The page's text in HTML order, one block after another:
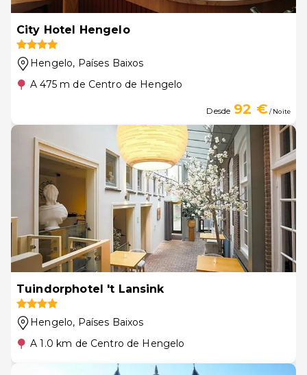
City Hotel Hengelo
Hengelo, Países Baixos
A 475 m de Centro de Hengelo
Desde 92 €/ Noite
Tuindorphotel 't Lansink
Hengelo, Países Baixos
A 1.0 km de Centro de Hengelo